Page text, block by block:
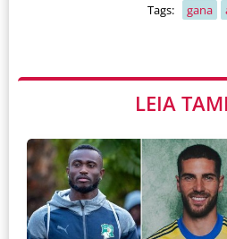
Tags: gana
LEIA